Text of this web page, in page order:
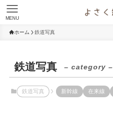
MENU
ホーム 鉄道写真
鉄道写真 – category –
鉄道写真 新幹線 在来線